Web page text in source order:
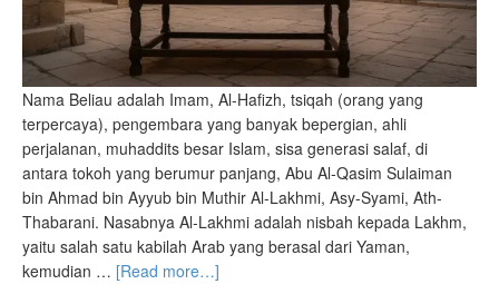
Nama Beliau adalah Imam, Al-Hafizh, tsiqah (orang yang
terpercaya), pengembara yang banyak bepergian, ahli
perjalanan, muhaddits besar Islam, sisa generasi salaf, di
antara tokoh yang berumur panjang, Abu Al-Qasim Sulaiman
bin Ahmad bin Ayyub bin Muthir Al-Lakhmi, Asy-Syami, Ath-
Thabarani. Nasabnya Al-Lakhmi adalah nisbah kepada Lakhm,
yaitu salah satu kabilah Arab yang berasal dari Yaman,
kemudian … [Read more…]